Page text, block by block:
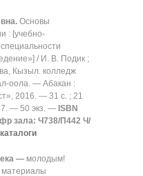
Основы
: [учебно-
/ И. В. Подик ;
Кызыл. колледж
оола. — Абакан :
2016. — 31 с. ; 21
— 50 экз. — ISBN
зала: Ч738/П442 Ч/
— молодым!
материалы